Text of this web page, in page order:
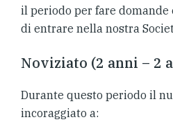
il periodo per fare
di entrare nella nostra
Noviziato (2 anni – 2
Durante questo periodo il
incoraggiato a: